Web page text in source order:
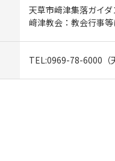
天草市﨑津集落ガイ
﨑津教会：教会行事
TEL:0969-78-6000（